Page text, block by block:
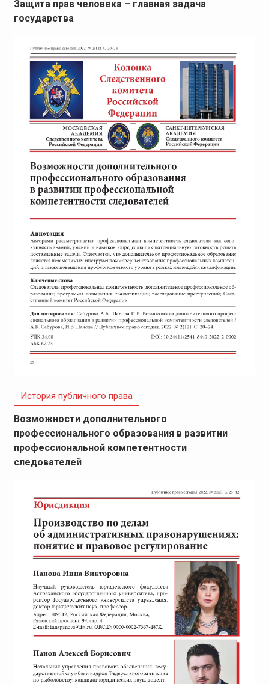
Защита прав человека – главная задача
государства
История публичного права
Возможности дополнительного
профессионального образования в развитии
профессиональной компетентности
следователей